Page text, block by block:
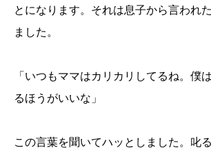
とになります。それは息子から言われ
ました。
「いつもママはカリカリしてるね。僕
るほうがいいな」
この言葉を聞いてハッとしました。叱